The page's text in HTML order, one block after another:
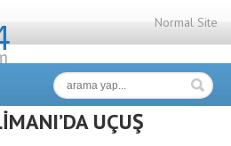
Normal Site
UÇUŞ